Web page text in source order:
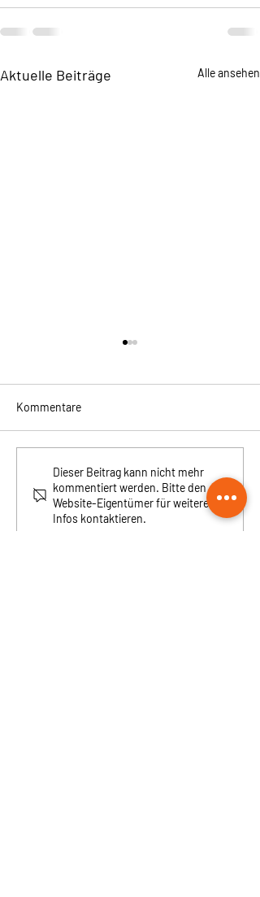
Aktuelle Beiträge Alle ansehen
SommerSonneSehen
Kommentare
Dieser Beitrag kann nicht mehr
kommentiert werden. Bitte den
Website-Eigentümer für weitere
Infos kontaktieren.